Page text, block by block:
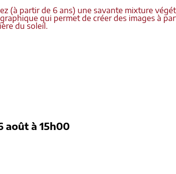
(à partir de 6 ans) une savante mixture
qui permet de créer des images à
du soleil.
aoûtà 15h00